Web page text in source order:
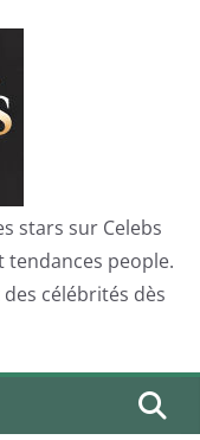
stars sur Celebs
tendances people.
célébrités dès